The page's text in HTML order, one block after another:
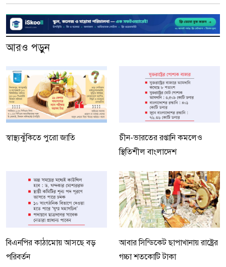
আরও পড়ুন
স্বাস্থ্যঝুঁকিতে পুরো জাতি
চীন-ভারতের রপ্তানি কমলেও
স্থিতিশীল বাংলাদেশ
বিএনপির কাঠামোয় আসছে বড়
পরিবর্তন
আবার সিন্ডিকেট ছাপাখানায় রাষ্ট্রের
গচ্চা শতকোটি টাকা